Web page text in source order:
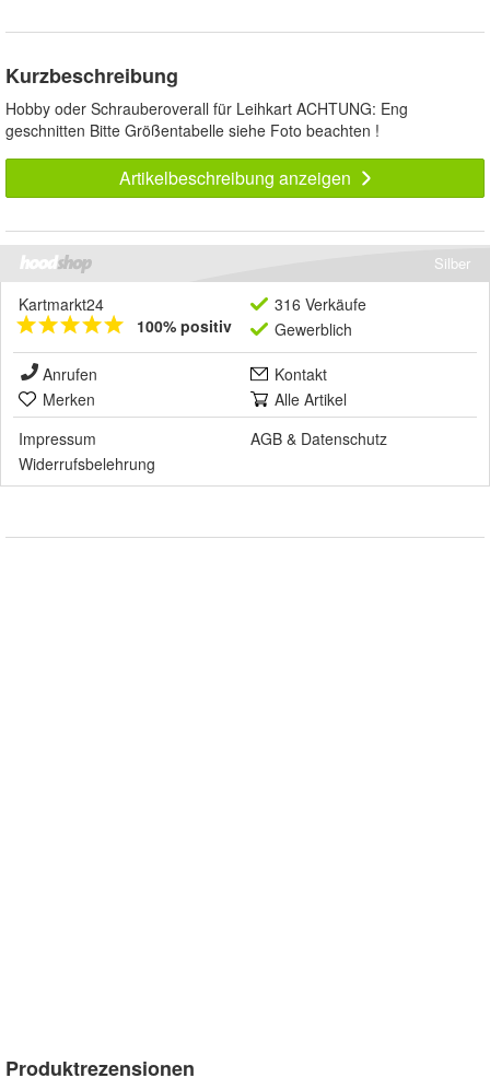
Kurzbeschreibung
Hobby oder Schrauberoverall für Leihkart ACHTUNG: Eng
geschnitten Bitte Größentabelle siehe Foto beachten !
Artikelbeschreibung anzeigen
Silber
Kartmarkt24
100% positiv
316 Verkäufe
Gewerblich
Anrufen
Kontakt
Merken
Alle Artikel
Impressum
AGB & Datenschutz
Widerrufsbelehrung
Produktrezensionen